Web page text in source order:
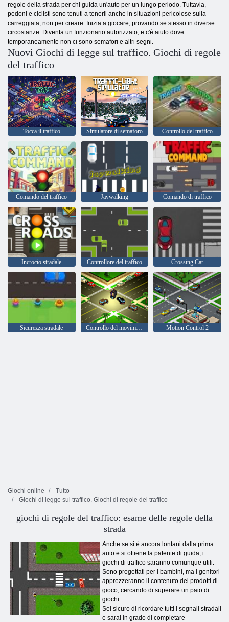
regole della strada per chi guida un'auto per un lungo periodo. Tuttavia,
pedoni e ciclisti sono tenuti a tenerli anche in situazioni pericolose sulla
carreggiata, non per creare. Inizia a giocare, provando se stesso in diverse
circostanze. Diventa un funzionario autorizzato, e c'è aiuto dove
temporaneamente non ci sono semafori e altri segni.
Nuovi Giochi di legge sul traffico. Giochi di regole
del traffico
Tocca il traffico Simulatore di semaforo Controllo del traffico
Comando del traffico Jaywalking Comando di traffico
Incrocio stradale Controllore del traffico Crossing Car
Sicurezza stradale Controllo del movimento di tre Motion Control 2
Giochi online
Tutto
Giochi di legge sul traffico. Giochi di regole del traffico
giochi di regole del traffico: esame delle regole della
strada
Anche se si è ancora lontani dalla prima
auto e si ottiene la patente di guida, i
giochi di traffico saranno comunque utili.
Sono progettati per i bambini, ma i genitori
apprezzeranno il contenuto dei prodotti di
gioco, cercando di superare un paio di
giochi.
Sei sicuro di ricordare tutti i segnali stradali
e sarai in grado di completare